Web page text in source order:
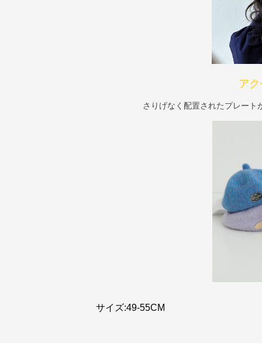
ア
さりげなく配置されたプレート
サイズ:49-55CM